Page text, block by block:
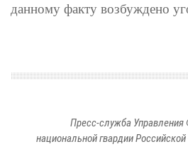
данному факту возбуждено
Пресс-служба
национальной гвардии